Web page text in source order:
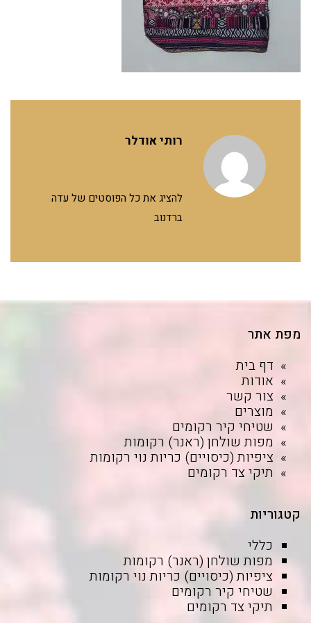
רותי אודלר
להציג את כל הפוסטים של עדה
ברדנוב
מפת אתר
דף בית
אודות
צור קשר
מוצרים
שטיחי קיר רקומים
מפות שולחן (ראנר) רקומות
ציפיות (כיסויים) כריות נוי רקומות
תיקי צד רקומים
קטגוריות
כללי
מפות שולחן (ראנר) רקומות
ציפיות (כיסויים) כריות נוי רקומות
שטיחי קיר רקומים
תיקי צד רקומים